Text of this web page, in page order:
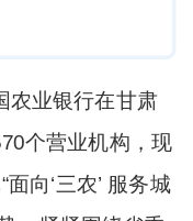
农业银行在甘肃
个营业机构，现
向‘三农’ 服务城